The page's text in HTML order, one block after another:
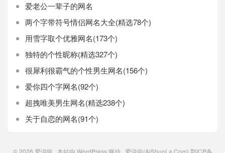
爱老公一辈子的网名
两个字带符号情侣网名大全(精选78个)
用雪字取个优雅网名(173个)
独特的个性昵称(精选327个)
很犀利很霸气的个性男生网名(156个)
爱你四个字网名(92个)
超拽唯美男生网名(精选238个)
关于自恋的网名(91个)
© 2026 爱说啦 本站由 WordPress驱动 爱说啦(AiShuoLa.Com) 鄂ICP备